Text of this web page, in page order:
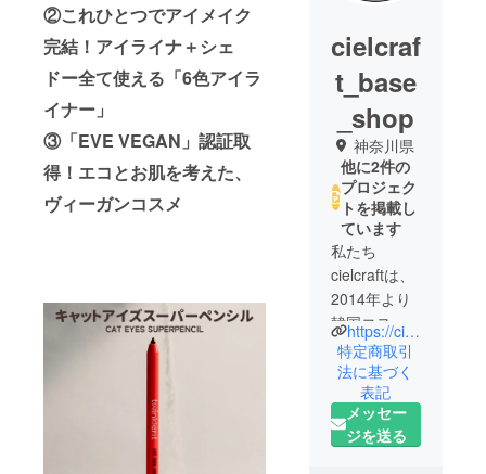
②これひとつでアイメイク
完結！アイライナ＋シェ
ドー全て使える「6色アイラ
イナー」
③「EVE VEGAN」認証取
得！エコとお肌を考えた、
ヴィーガンコスメ
cielcraf
t_base
_shop
神奈川県
他に2件の
プロジェク
トを掲載し
ています
私たち
cielcraftは、
2014年より
韓国コスメ
販売を開始
し、様々な
化粧品を
扱ってまい
りました。
https://cielcraft.base.shop/
特定商取引
法に基づく
表記
メッセー
ジを送る